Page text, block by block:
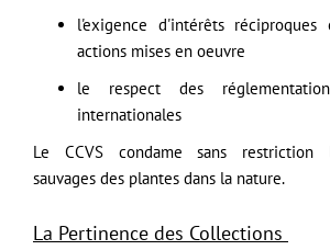
l'exigence d'intérêts
actions mises en oeuvre
le respect des
internationales
Le CCVS condame sans restriction
sauvages des plantes dans la nature.
La Pertinence des Collections